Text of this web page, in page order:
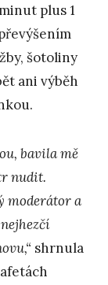
plus 1
šotoliny
ani výběh
bavila mě
nudit.
moderátor a
shrnula